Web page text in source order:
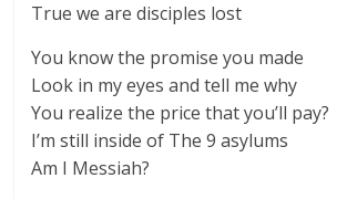
True we are disciples lost
You know the promise you made
Look in my eyes and tell me why
You realize the price that you’ll pay?
I’m still inside of The 9 asylums
Am I Messiah?